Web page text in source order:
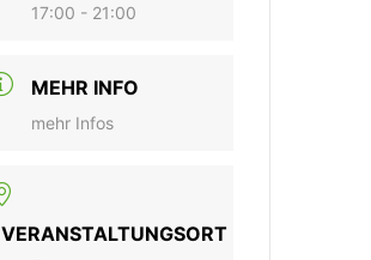
17:00 - 21:00
MEHR INFO
mehr Infos
VERANSTALTUNGSORT